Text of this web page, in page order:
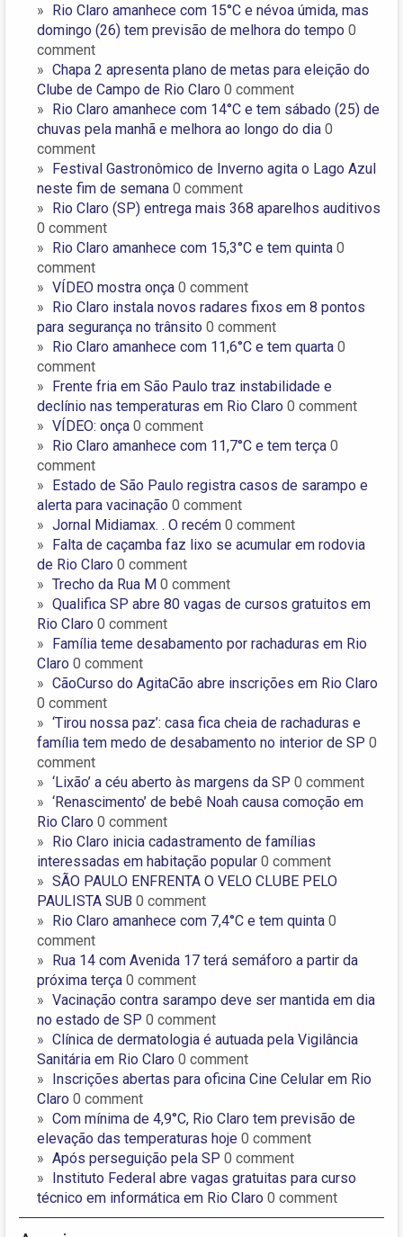
Rio Claro amanhece com 15°C e névoa úmida, mas
domingo (26) tem previsão de melhora do tempo 0
comment
Chapa 2 apresenta plano de metas para eleição do
Clube de Campo de Rio Claro 0 comment
Rio Claro amanhece com 14°C e tem sábado (25) de
chuvas pela manhã e melhora ao longo do dia 0
comment
Festival Gastronômico de Inverno agita o Lago Azul
neste fim de semana 0 comment
Rio Claro (SP) entrega mais 368 aparelhos auditivos
0 comment
Rio Claro amanhece com 15,3°C e tem quinta 0
comment
VÍDEO mostra onça 0 comment
Rio Claro instala novos radares fixos em 8 pontos
para segurança no trânsito 0 comment
Rio Claro amanhece com 11,6°C e tem quarta 0
comment
Frente fria em São Paulo traz instabilidade e
declínio nas temperaturas em Rio Claro 0 comment
VÍDEO: onça 0 comment
Rio Claro amanhece com 11,7°C e tem terça 0
comment
Estado de São Paulo registra casos de sarampo e
alerta para vacinação 0 comment
Jornal Midiamax. . O recém 0 comment
Falta de caçamba faz lixo se acumular em rodovia
de Rio Claro 0 comment
Trecho da Rua M 0 comment
Qualifica SP abre 80 vagas de cursos gratuitos em
Rio Claro 0 comment
Família teme desabamento por rachaduras em Rio
Claro 0 comment
CãoCurso do AgitaCão abre inscrições em Rio Claro
0 comment
‘Tirou nossa paz’: casa fica cheia de rachaduras e
família tem medo de desabamento no interior de SP 0
comment
‘Lixão’ a céu aberto às margens da SP 0 comment
‘Renascimento’ de bebê Noah causa comoção em
Rio Claro 0 comment
Rio Claro inicia cadastramento de famílias
interessadas em habitação popular 0 comment
SÃO PAULO ENFRENTA O VELO CLUBE PELO
PAULISTA SUB 0 comment
Rio Claro amanhece com 7,4°C e tem quinta 0
comment
Rua 14 com Avenida 17 terá semáforo a partir da
próxima terça 0 comment
Vacinação contra sarampo deve ser mantida em dia
no estado de SP 0 comment
Clínica de dermatologia é autuada pela Vigilância
Sanitária em Rio Claro 0 comment
Inscrições abertas para oficina Cine Celular em Rio
Claro 0 comment
Com mínima de 4,9°C, Rio Claro tem previsão de
elevação das temperaturas hoje 0 comment
Após perseguição pela SP 0 comment
Instituto Federal abre vagas gratuitas para curso
técnico em informática em Rio Claro 0 comment